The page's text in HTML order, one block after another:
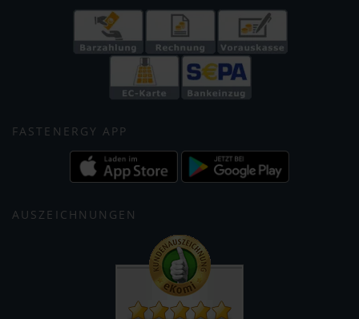
FASTENERGY APP
AUSZEICHNUNGEN